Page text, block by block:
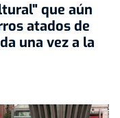
que aún
atados de
una vez a la